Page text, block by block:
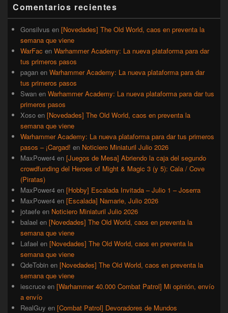
lateral
primaria
Comentarios recientes
Gonsilvus en [Novedades] The Old World, caos en preventa la
semana que viene
WarFac en Warhammer Academy: La nueva plataforma para dar
tus primeros pasos
pagan en Warhammer Academy: La nueva plataforma para dar
tus primeros pasos
Swan en Warhammer Academy: La nueva plataforma para dar tus
primeros pasos
Xoso en [Novedades] The Old World, caos en preventa la
semana que viene
Warhammer Academy: La nueva plataforma para dar tus primeros
pasos – ¡Cargad! en Noticiero Miniaturil Julio 2026
MaxPower4 en [Juegos de Mesa] Abriendo la caja del segundo
crowdfunding del Heroes of Might & Magic 3 (y 5): Cala / Cove
(Piratas)
MaxPower4 en [Hobby] Escalada Invitada – Julio 1 – Joserra
MaxPower4 en [Escalada] Namarie, Julio 2026
jotaefe en Noticiero Miniaturil Julio 2026
balael en [Novedades] The Old World, caos en preventa la
semana que viene
Lafael en [Novedades] The Old World, caos en preventa la
semana que viene
QdeTobin en [Novedades] The Old World, caos en preventa la
semana que viene
iescruce en [Warhammer 40.000 Combat Patrol] Mi opinión, envío
a envío
RealGuy en [Combat Patrol] Devoradores de Mundos